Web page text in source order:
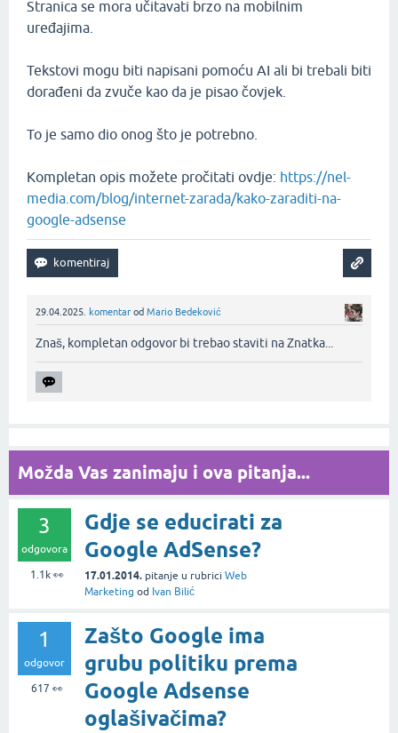
Stranica se mora učitavati brzo na mobilnim
uređajima.
Tekstovi mogu biti napisani pomoću AI ali bi trebali biti
dorađeni da zvuče kao da je pisao čovjek.
To je samo dio onog što je potrebno.
Kompletan opis možete pročitati ovdje: https://nel-
media.com/blog/internet-zarada/kako-zaraditi-na-
google-adsense
29.04.2025. komentar od Mario Bedeković
Znaš, kompletan odgovor bi trebao staviti na Znatka...‌
Možda Vas zanimaju i ova pitanja...
3
odgovora
1.1k👀
Gdje se educirati za
Google AdSense?
17.01.2014. pitanje u rubrici Web
Marketing od Ivan Bilić
1
odgovor
617 👀
Zašto Google ima
grubu politiku prema
Google Adsense
oglašivačima?